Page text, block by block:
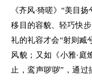
《齐风·猗嗟》“美目
移目的容貌、轻巧快
礼的礼容才会“射则臧
风貌；又如《小雅·庭
止，鸾声哕哕”，通